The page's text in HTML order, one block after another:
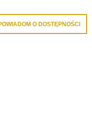
O DOSTĘPNOŚCI